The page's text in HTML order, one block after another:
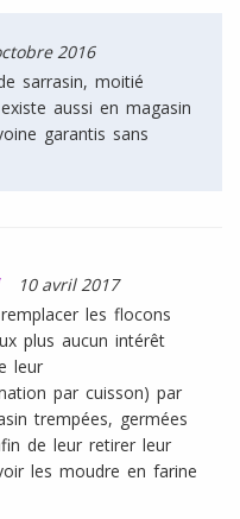
2016
sarrasin, moitié
aussi en magasin
garantis sans
10 avril 2017
les flocons
plus aucun intérêt
leur
par cuisson) par
trempées, germées
de leur retirer leur
les moudre en farine